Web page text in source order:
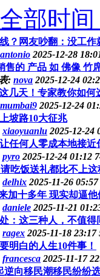
全部时间
？网友吵翻：没工作
antonio 2025-12-28
售的 产品 如 佛像 竹
: nova 2025-12-24
几天！专家教你如何
mumbai9 2025-12-24
坡路10大征兆
xiaoyuanlu 2025-12-24
任何人零成本地接近
pyro 2025-12-24 01:12
吃饭送礼都比不上这
delhix 2025-11-26 05:57
加十多年 现实却逼他
daniele 2025-11-21
：这三种人，不值得
ragex 2025-11-18 23:17
明白的人生10件事！
francesca 2025-11-17
逆向移民潮移民纷纷